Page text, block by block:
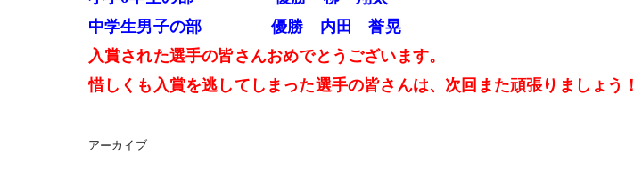
中学生男子の部 優勝 内田 誉晃
入賞された選手の皆さんおめでとうございます。
惜しくも入賞を逃してしまった選手の皆さんは、次回また頑張りましょう！
アーカイブ